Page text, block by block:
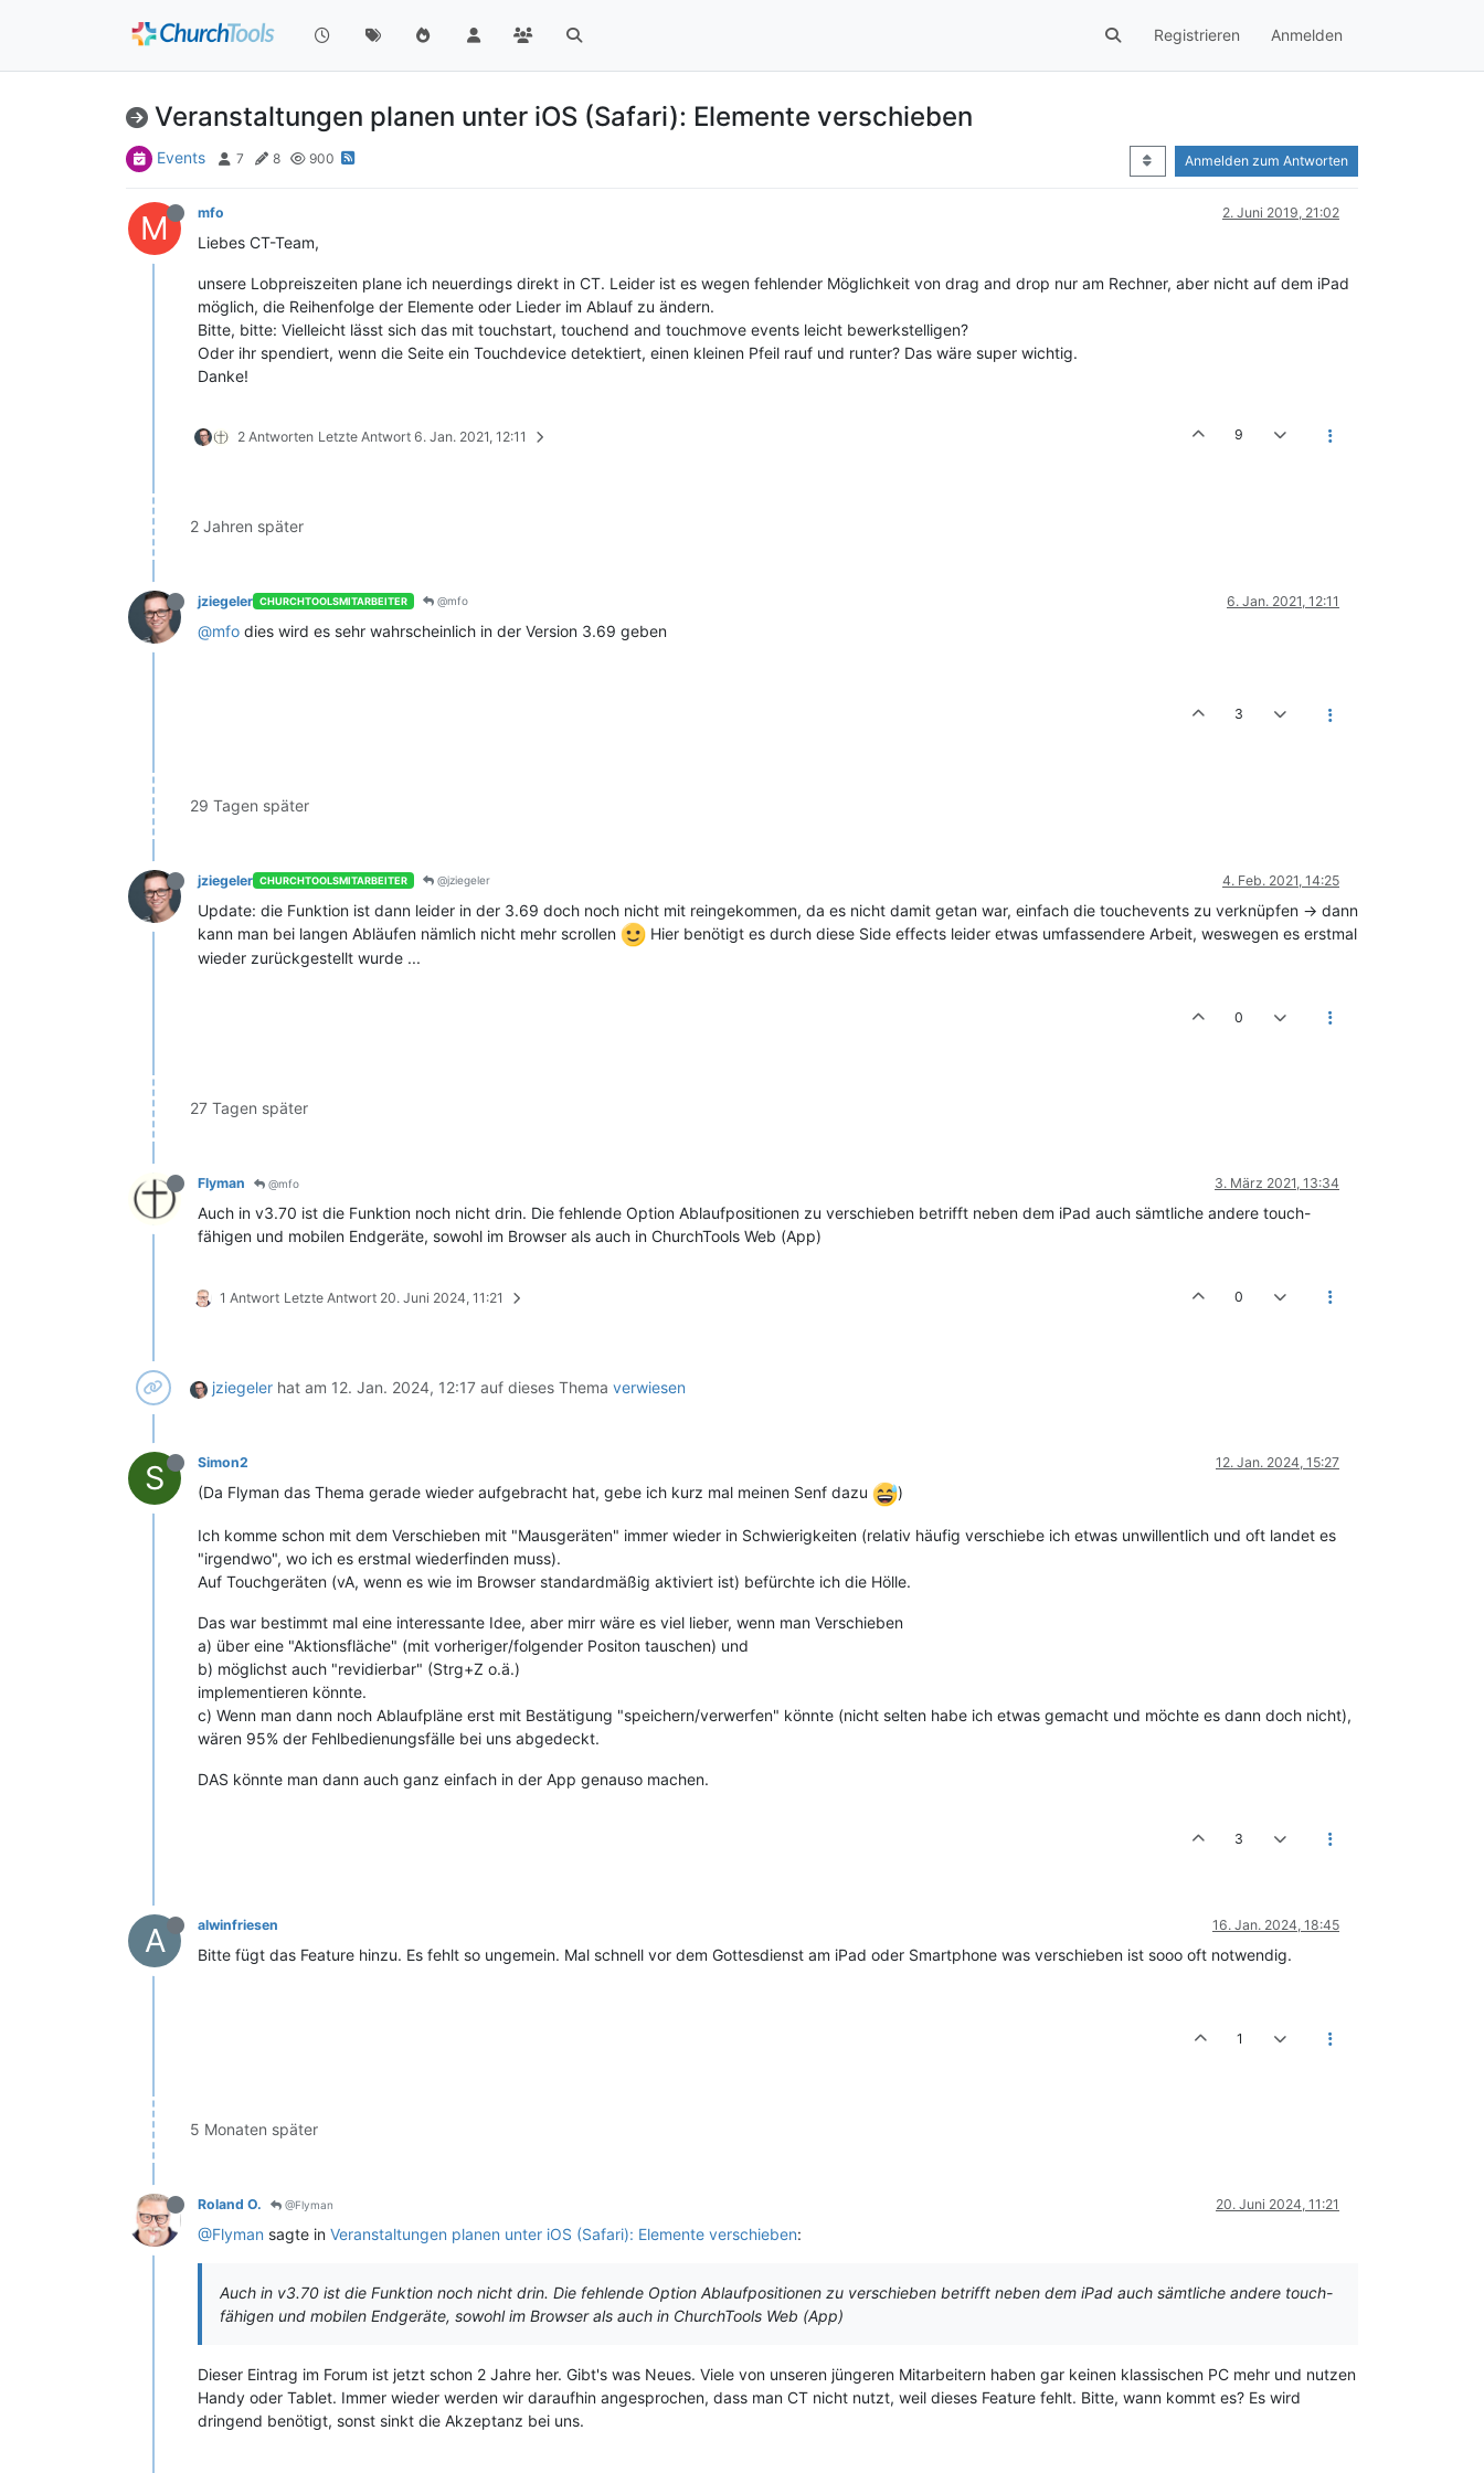
Registrieren Anmelden
Veranstaltungen planen unter iOS (Safari): Elemente verschieben
Events 7 8 900 Anmelden zum Antworten
M mfo 2. Juni 2019, 21:02
Liebes CT-Team,
unsere Lobpreiszeiten plane ich neuerdings direkt in CT. Leider ist es wegen fehlender Möglichkeit von drag and drop nur am Rechner, aber nicht auf dem iPad
möglich, die Reihenfolge der Elemente oder Lieder im Ablauf zu ändern.
Bitte, bitte: Vielleicht lässt sich das mit touchstart, touchend and touchmove events leicht bewerkstelligen?
Oder ihr spendiert, wenn die Seite ein Touchdevice detektiert, einen kleinen Pfeil rauf und runter? Das wäre super wichtig.
Danke!
2 Antworten Letzte Antwort 6. Jan. 2021, 12:11 9
2 Jahren später
jziegeler CHURCHTOOLSMITARBEITER @mfo 6. Jan. 2021, 12:11
@mfo dies wird es sehr wahrscheinlich in der Version 3.69 geben
3
29 Tagen später
jziegeler CHURCHTOOLSMITARBEITER @jziegeler 4. Feb. 2021, 14:25
Update: die Funktion ist dann leider in der 3.69 doch noch nicht mit reingekommen, da es nicht damit getan war, einfach die touchevents zu verknüpfen -> dann
kann man bei langen Abläufen nämlich nicht mehr scrollen
Hier benötigt es durch diese Side effects leider etwas umfassendere Arbeit, weswegen es erstmal
wieder zurückgestellt wurde ...
0
27 Tagen später
Flyman @mfo 3. März 2021, 13:34
Auch in v3.70 ist die Funktion noch nicht drin. Die fehlende Option Ablaufpositionen zu verschieben betrifft neben dem iPad auch sämtliche andere touch-
fähigen und mobilen Endgeräte, sowohl im Browser als auch in ChurchTools Web (App)
1 Antwort Letzte Antwort 20. Juni 2024, 11:21 0
jziegeler hat am 12. Jan. 2024, 12:17 auf dieses Thema verwiesen
S Simon2 12. Jan. 2024, 15:27
(Da Flyman das Thema gerade wieder aufgebracht hat, gebe ich kurz mal meinen Senf dazu )
Ich komme schon mit dem Verschieben mit "Mausgeräten" immer wieder in Schwierigkeiten (relativ häufig verschiebe ich etwas unwillentlich und oft landet es
"irgendwo", wo ich es erstmal wiederfinden muss).
Auf Touchgeräten (vA, wenn es wie im Browser standardmäßig aktiviert ist) befürchte ich die Hölle.
Das war bestimmt mal eine interessante Idee, aber mirr wäre es viel lieber, wenn man Verschieben
a) über eine "Aktionsfläche" (mit vorheriger/folgender Positon tauschen) und
b) möglichst auch "revidierbar" (Strg+Z o.ä.)
implementieren könnte.
c) Wenn man dann noch Ablaufpläne erst mit Bestätigung "speichern/verwerfen" könnte (nicht selten habe ich etwas gemacht und möchte es dann doch nicht),
wären 95% der Fehlbedienungsfälle bei uns abgedeckt.
DAS könnte man dann auch ganz einfach in der App genauso machen.
3
A alwinfriesen 16. Jan. 2024, 18:45
Bitte fügt das Feature hinzu. Es fehlt so ungemein. Mal schnell vor dem Gottesdienst am iPad oder Smartphone was verschieben ist sooo oft notwendig.
1
5 Monaten später
Roland O. @Flyman 20. Juni 2024, 11:21
@Flyman sagte in Veranstaltungen planen unter iOS (Safari): Elemente verschieben:
Auch in v3.70 ist die Funktion noch nicht drin. Die fehlende Option Ablaufpositionen zu verschieben betrifft neben dem iPad auch sämtliche andere touch-
fähigen und mobilen Endgeräte, sowohl im Browser als auch in ChurchTools Web (App)
Dieser Eintrag im Forum ist jetzt schon 2 Jahre her. Gibt's was Neues. Viele von unseren jüngeren Mitarbeitern haben gar keinen klassischen PC mehr und nutzen
Handy oder Tablet. Immer wieder werden wir daraufhin angesprochen, dass man CT nicht nutzt, weil dieses Feature fehlt. Bitte, wann kommt es? Es wird
dringend benötigt, sonst sinkt die Akzeptanz bei uns.